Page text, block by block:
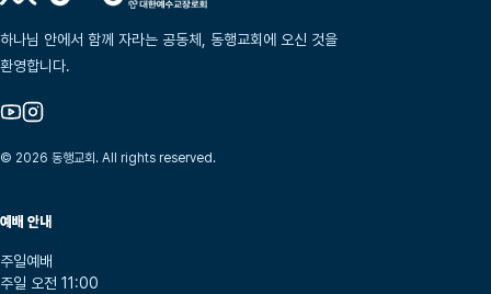
하나님 안에서 함께 자라는 공동체, 동행교회에 오신 것을
환영합니다.
© 2026 동행교회. All rights reserved.
예배 안내
주일예배
주일 오전 11:00